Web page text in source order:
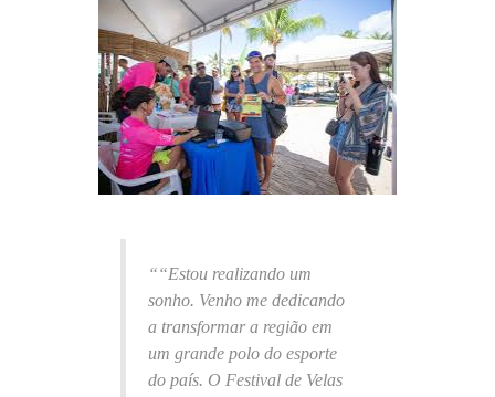
““Estou realizando um
sonho. Venho me dedicando
a transformar a região em
um grande polo do esporte
do país. O Festival de Velas